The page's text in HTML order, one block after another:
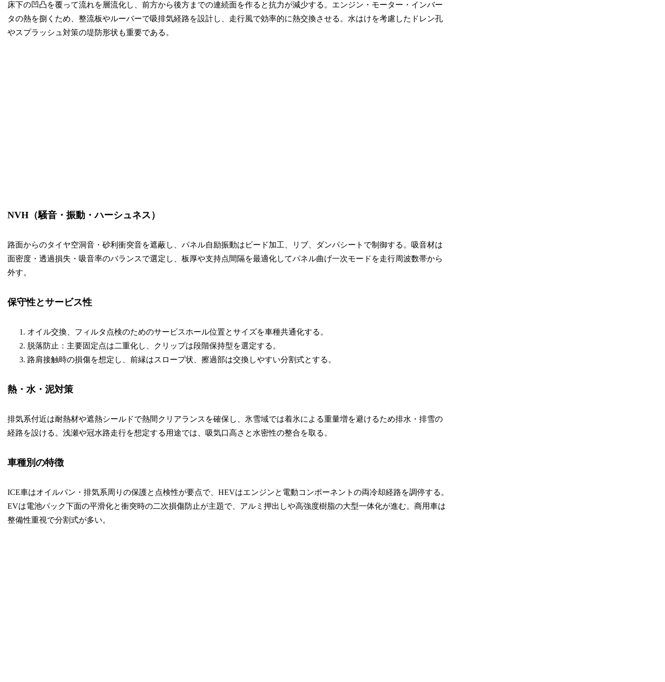
床下の凹凸を覆って流れを層流化し、前方から後方までの連続面を作ると抗力が減少する。エンジン・モーター・インバー
タの熱を捌くため、整流板やルーバーで吸排気経路を設計し、走行風で効率的に熱交換させる。水はけを考慮したドレン孔
やスプラッシュ対策の堤防形状も重要である。
NVH（騒音・振動・ハーシュネス）
路面からのタイヤ空洞音・砂利衝突音を遮蔽し、パネル自励振動はビード加工、リブ、ダンパシートで制御する。吸音材は
面密度・透過損失・吸音率のバランスで選定し、板厚や支持点間隔を最適化してパネル曲げ一次モードを走行周波数帯から
外す。
保守性とサービス性
オイル交換、フィルタ点検のためのサービスホール位置とサイズを車種共通化する。
脱落防止：主要固定点は二重化し、クリップは段階保持型を選定する。
路肩接触時の損傷を想定し、前縁はスロープ状、擦過部は交換しやすい分割式とする。
熱・水・泥対策
排気系付近は耐熱材や遮熱シールドで熱間クリアランスを確保し、氷雪域では着氷による重量増を避けるため排水・排雪の
経路を設ける。浅瀬や冠水路走行を想定する用途では、吸気口高さと水密性の整合を取る。
車種別の特徴
ICE車はオイルパン・排気系周りの保護と点検性が要点で、HEVはエンジンと電動コンポーネントの両冷却経路を調停する。
EVは電池パック下面の平滑化と衝突時の二次損傷防止が主題で、アルミ押出しや高強度樹脂の大型一体化が進む。商用車は
整備性重視で分割式が多い。